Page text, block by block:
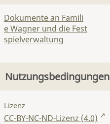
Dokumente an Famili
e Wagner und die Fest
spielverwaltung
Nutzungsbedingungen
Lizenz
CC-BY-NC-ND-Lizenz (4.0)